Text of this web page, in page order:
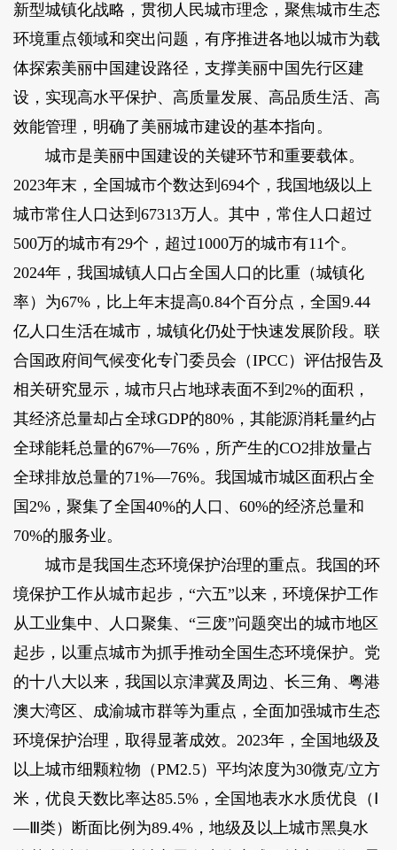
新型城镇化战略，贯彻人民城市理念，聚焦城市生态
环境重点领域和突出问题，有序推进各地以城市为载
体探索美丽中国建设路径，支撑美丽中国先行区建
设，实现高水平保护、高质量发展、高品质生活、高
效能管理，明确了美丽城市建设的基本指向。
城市是美丽中国建设的关键环节和重要载体。
2023年末，全国城市个数达到694个，我国地级以上
城市常住人口达到67313万人。其中，常住人口超过
500万的城市有29个，超过1000万的城市有11个。
2024年，我国城镇人口占全国人口的比重（城镇化
率）为67%，比上年末提高0.84个百分点，全国9.44
亿人口生活在城市，城镇化仍处于快速发展阶段。联
合国政府间气候变化专门委员会（IPCC）评估报告及
相关研究显示，城市只占地球表面不到2%的面积，
其经济总量却占全球GDP的80%，其能源消耗量约占
全球能耗总量的67%—76%，所产生的CO2排放量占
全球排放总量的71%—76%。我国城市城区面积占全
国2%，聚集了全国40%的人口、60%的经济总量和
70%的服务业。
城市是我国生态环境保护治理的重点。我国的环
境保护工作从城市起步，“六五”以来，环境保护工作
从工业集中、人口聚集、“三废”问题突出的城市地区
起步，以重点城市为抓手推动全国生态环境保护。党
的十八大以来，我国以京津冀及周边、长三角、粤港
澳大湾区、成渝城市群等为重点，全面加强城市生态
环境保护治理，取得显著成效。2023年，全国地级及
以上城市细颗粒物（PM2.5）平均浓度为30微克/立方
米，优良天数比率达85.5%，全国地表水水质优良（Ⅰ
—Ⅲ类）断面比例为89.4%，地级及以上城市黑臭水